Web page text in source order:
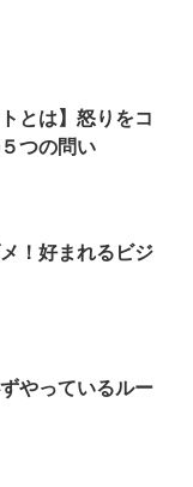
とは】怒りをコ
つの問い
！好まれるビジ
やっているルー